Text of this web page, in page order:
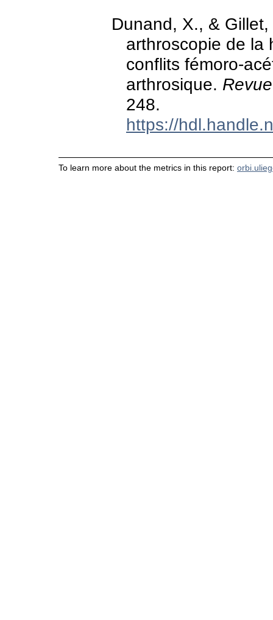
Dunand, X., &
arthroscopie de la
conflits fémoro-
arthrosique.
248.
https://
To learn more about the metrics in this report: